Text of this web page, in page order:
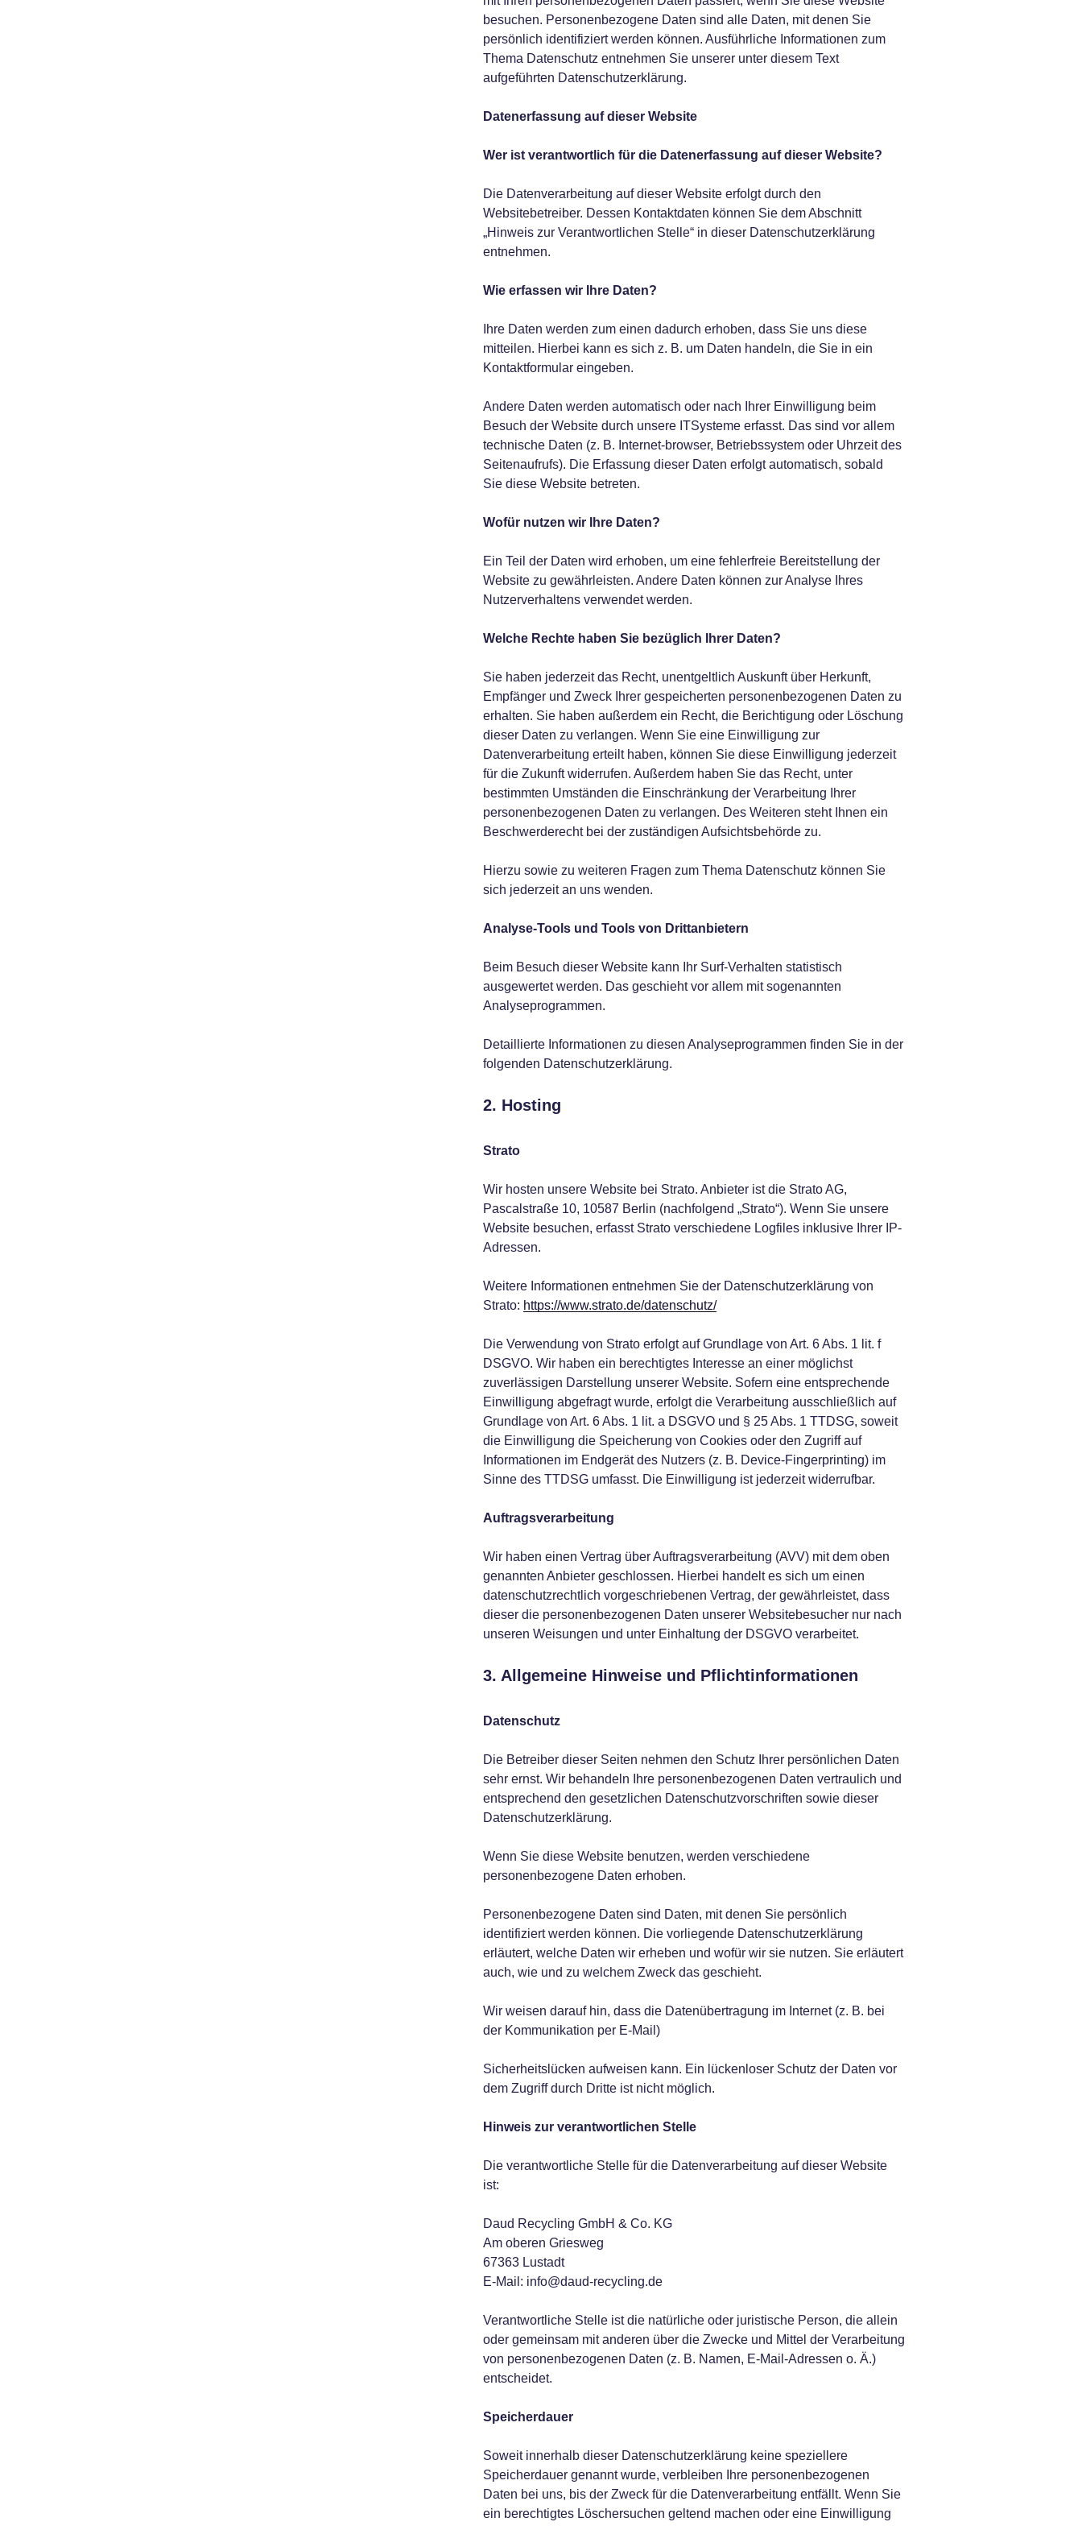
besuchen. Personenbezogene Daten sind alle Daten, mit denen Sie
persönlich identifiziert werden können. Ausführliche Informationen zum
Thema Datenschutz entnehmen Sie unserer unter diesem Text
aufgeführten Datenschutzerklärung.
Datenerfassung auf dieser Website
Wer ist verantwortlich für die Datenerfassung auf dieser Website?
Die Datenverarbeitung auf dieser Website erfolgt durch den
Websitebetreiber. Dessen Kontaktdaten können Sie dem Abschnitt
„Hinweis zur Verantwortlichen Stelle“ in dieser Datenschutzerklärung
entnehmen.
Wie erfassen wir Ihre Daten?
Ihre Daten werden zum einen dadurch erhoben, dass Sie uns diese
mitteilen. Hierbei kann es sich z. B. um Daten handeln, die Sie in ein
Kontaktformular eingeben.
Andere Daten werden automatisch oder nach Ihrer Einwilligung beim
Besuch der Website durch unsere ITSysteme erfasst. Das sind vor allem
technische Daten (z. B. Internet-browser, Betriebssystem oder Uhrzeit des
Seitenaufrufs). Die Erfassung dieser Daten erfolgt automatisch, sobald
Sie diese Website betreten.
Wofür nutzen wir Ihre Daten?
Ein Teil der Daten wird erhoben, um eine fehlerfreie Bereitstellung der
Website zu gewährleisten. Andere Daten können zur Analyse Ihres
Nutzerverhaltens verwendet werden.
Welche Rechte haben Sie bezüglich Ihrer Daten?
Sie haben jederzeit das Recht, unentgeltlich Auskunft über Herkunft,
Empfänger und Zweck Ihrer gespeicherten personenbezogenen Daten zu
erhalten. Sie haben außerdem ein Recht, die Berichtigung oder Löschung
dieser Daten zu verlangen. Wenn Sie eine Einwilligung zur
Datenverarbeitung erteilt haben, können Sie diese Einwilligung jederzeit
für die Zukunft widerrufen. Außerdem haben Sie das Recht, unter
bestimmten Umständen die Einschränkung der Verarbeitung Ihrer
personenbezogenen Daten zu verlangen. Des Weiteren steht Ihnen ein
Beschwerderecht bei der zuständigen Aufsichtsbehörde zu.
Hierzu sowie zu weiteren Fragen zum Thema Datenschutz können Sie
sich jederzeit an uns wenden.
Analyse-Tools und Tools von Drittanbietern
Beim Besuch dieser Website kann Ihr Surf-Verhalten statistisch
ausgewertet werden. Das geschieht vor allem mit sogenannten
Analyseprogrammen.
Detaillierte Informationen zu diesen Analyseprogrammen finden Sie in der
folgenden Datenschutzerklärung.
2. Hosting
Strato
Wir hosten unsere Website bei Strato. Anbieter ist die Strato AG,
Pascalstraße 10, 10587 Berlin (nachfolgend „Strato“). Wenn Sie unsere
Website besuchen, erfasst Strato verschiedene Logfiles inklusive Ihrer IP-
Adressen.
Weitere Informationen entnehmen Sie der Datenschutzerklärung von
Strato: https://www.strato.de/datenschutz/
Die Verwendung von Strato erfolgt auf Grundlage von Art. 6 Abs. 1 lit. f
DSGVO. Wir haben ein berechtigtes Interesse an einer möglichst
zuverlässigen Darstellung unserer Website. Sofern eine entsprechende
Einwilligung abgefragt wurde, erfolgt die Verarbeitung ausschließlich auf
Grundlage von Art. 6 Abs. 1 lit. a DSGVO und § 25 Abs. 1 TTDSG, soweit
die Einwilligung die Speicherung von Cookies oder den Zugriff auf
Informationen im Endgerät des Nutzers (z. B. Device-Fingerprinting) im
Sinne des TTDSG umfasst. Die Einwilligung ist jederzeit widerrufbar.
Auftragsverarbeitung
Wir haben einen Vertrag über Auftragsverarbeitung (AVV) mit dem oben
genannten Anbieter geschlossen. Hierbei handelt es sich um einen
datenschutzrechtlich vorgeschriebenen Vertrag, der gewährleistet, dass
dieser die personenbezogenen Daten unserer Websitebesucher nur nach
unseren Weisungen und unter Einhaltung der DSGVO verarbeitet.
3. Allgemeine Hinweise und Pflichtinformationen
Datenschutz
Die Betreiber dieser Seiten nehmen den Schutz Ihrer persönlichen Daten
sehr ernst. Wir behandeln Ihre personenbezogenen Daten vertraulich und
entsprechend den gesetzlichen Datenschutzvorschriften sowie dieser
Datenschutzerklärung.
Wenn Sie diese Website benutzen, werden verschiedene
personenbezogene Daten erhoben.
Personenbezogene Daten sind Daten, mit denen Sie persönlich
identifiziert werden können. Die vorliegende Datenschutzerklärung
erläutert, welche Daten wir erheben und wofür wir sie nutzen. Sie erläutert
auch, wie und zu welchem Zweck das geschieht.
Wir weisen darauf hin, dass die Datenübertragung im Internet (z. B. bei
der Kommunikation per E-Mail)
Sicherheitslücken aufweisen kann. Ein lückenloser Schutz der Daten vor
dem Zugriff durch Dritte ist nicht möglich.
Hinweis zur verantwortlichen Stelle
Die verantwortliche Stelle für die Datenverarbeitung auf dieser Website
ist:
Daud Recycling GmbH & Co. KG
Am oberen Griesweg
67363 Lustadt
E-Mail: info@daud-recycling.de
Verantwortliche Stelle ist die natürliche oder juristische Person, die allein
oder gemeinsam mit anderen über die Zwecke und Mittel der Verarbeitung
von personenbezogenen Daten (z. B. Namen, E-Mail-Adressen o. Ä.)
entscheidet.
Speicherdauer
Soweit innerhalb dieser Datenschutzerklärung keine speziellere
Speicherdauer genannt wurde, verbleiben Ihre personenbezogenen
Daten bei uns, bis der Zweck für die Datenverarbeitung entfällt. Wenn Sie
ein berechtigtes Löschersuchen geltend machen oder eine Einwilligung